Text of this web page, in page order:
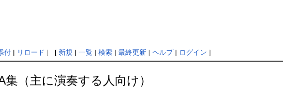
付| リロード ] [ 新規 | 一覧| 検索| 最終更新| ヘルプ| ログイン ]
集（主に演奏する人向け）